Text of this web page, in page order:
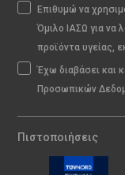
Επιθυμώ να
Όμιλο ΙΑΣΩ για να
προϊόντα υγείας,
Έχω διαβάσει και
Προσωπικών
Πιστοποιήσεις